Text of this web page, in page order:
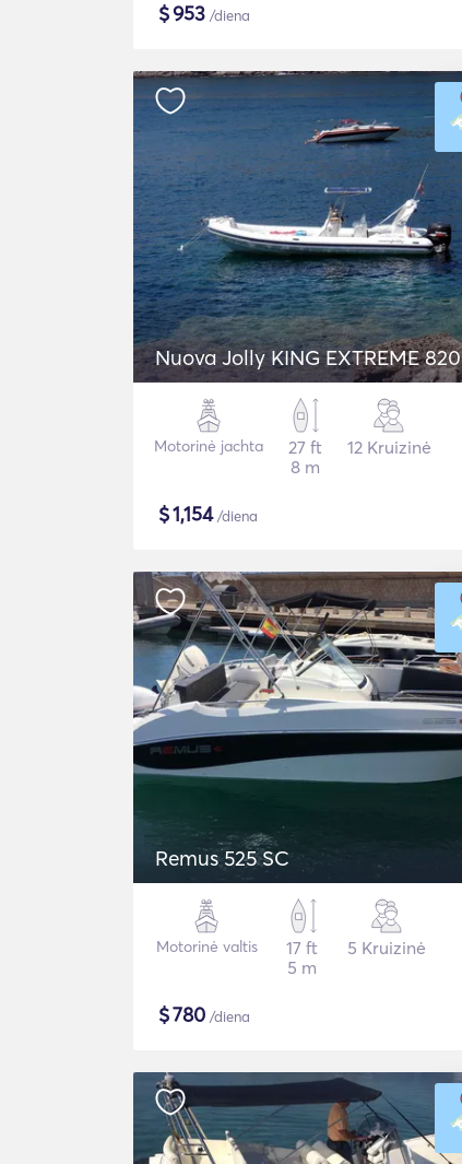
$953 /diena
Nuova Jolly KING EXTREME 820
Motorinė jachta
27 ft
8 m
12 Kruizinė
$1,154/diena
Remus 525 SC
Motorinė valtis
17 ft
5 m
5 Kruizinė
$780 /diena